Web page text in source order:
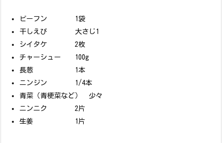
ビーフン 1袋
干しえび 大さじ1
シイタケ 2枚
チャーシュー 100g
長葱 1本
ニンジン 1/4本
青菜（青梗菜など） 少々
ニンニク 2片
生姜 1片